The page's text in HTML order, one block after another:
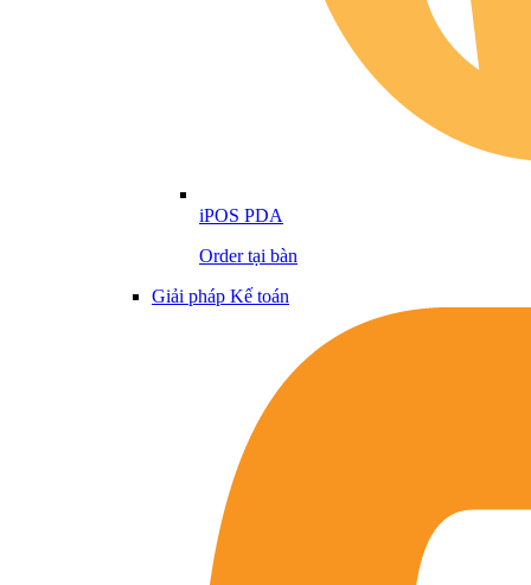
iPOS PDA
Order tại bàn
Giải pháp Kế toán